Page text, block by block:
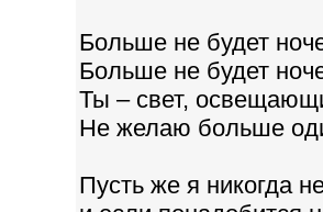
Больше не будет
Больше не будет
Ты – свет,
Не желаю больше
Пусть же я никогда